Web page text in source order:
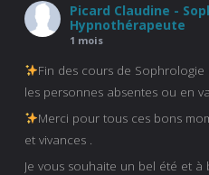
Picard Claudine -
Hypnothérapeute
1 mois
Fin des cours de
les personnes absentes ou en
Merci pour tous ces bons
et vivances .
Je vous souhaite un bel été et à